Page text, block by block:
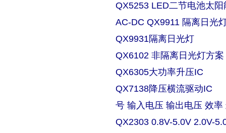
QX5253 LED二节电池太
AC-DC QX9911 隔离日光
QX9931隔离日光灯
QX6102 非隔离日光灯方案
QX6305大功率升压IC
QX7138降压横流驱动IC
号 输入电压 输出电压 效率
QX2303 0.8V-5.0V 2.0V-